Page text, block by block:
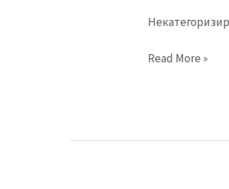
07:
ориентирано
Read More »